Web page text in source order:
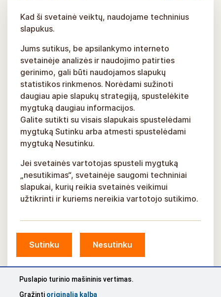
© Siguldos savivaldybė, 2026 m.
Sukūrė KOSMODROMAS
Kad ši svetainė veiktų, naudojame techninius
slapukus.
Jums sutikus, be apsilankymo interneto
svetainėje analizės ir naudojimo patirties
gerinimo, gali būti naudojamos slapukų
statistikos rinkmenos. Norėdami sužinoti
daugiau apie slapukų strategiją, spustelėkite
mygtuką daugiau informacijos.
Galite sutikti su visais slapukais spustelėdami
mygtuką Sutinku arba atmesti spustelėdami
mygtuką Nesutinku.
Jei svetainės vartotojas spusteli mygtuką
„nesutikimas“, svetainėje saugomi techniniai
slapukai, kurių reikia svetainės veikimui
užtikrinti ir kuriems nereikia vartotojo sutikimo.
Sutinku Nesutinku
Puslapio turinio mašininis vertimas.
Grąžinti originalią kalbą